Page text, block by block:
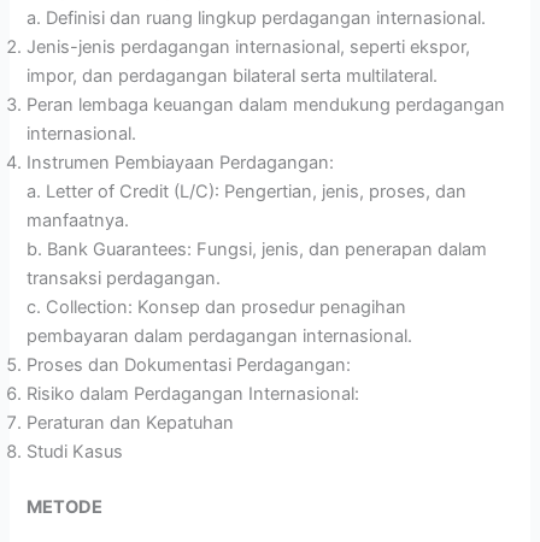
a. Definisi dan ruang lingkup perdagangan internasional.
Jenis-jenis perdagangan internasional, seperti ekspor,
impor, dan perdagangan bilateral serta multilateral.
Peran lembaga keuangan dalam mendukung perdagangan
internasional.
Instrumen Pembiayaan Perdagangan:
a. Letter of Credit (L/C): Pengertian, jenis, proses, dan
manfaatnya.
b. Bank Guarantees: Fungsi, jenis, dan penerapan dalam
transaksi perdagangan.
c. Collection: Konsep dan prosedur penagihan
pembayaran dalam perdagangan internasional.
Proses dan Dokumentasi Perdagangan:
Risiko dalam Perdagangan Internasional:
Peraturan dan Kepatuhan
Studi Kasus
METODE